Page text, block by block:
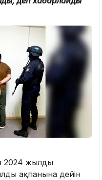
2024 жылдың
ақпанына дейін